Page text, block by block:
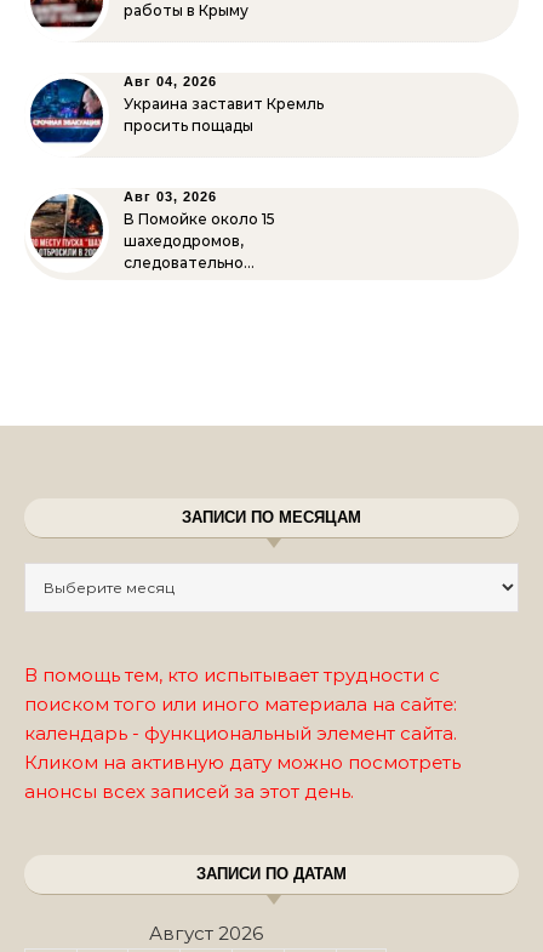
работы в Крыму
Авг 04, 2026
Украина заставит Кремль
просить пощады
Авг 03, 2026
В Помойке около 15
шахедодромов,
следовательно…
ЗАПИСИ ПО МЕСЯЦАМ
В помощь тем, кто испытывает трудности с
поиском того или иного материала на сайте:
календарь - функциональный элемент сайта.
Кликом на активную дату можно посмотреть
анонсы всех записей за этот день.
ЗАПИСИ ПО ДАТАМ
Август 2026